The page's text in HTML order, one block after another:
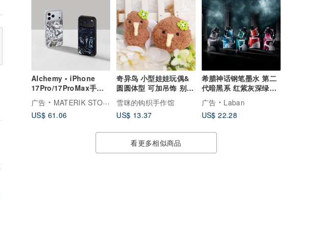
Alchemy • iPhone
17Pro/17ProMax手机
壳 MagSafe手机保护套
广告
MATERIK STORY
US$ 61.06
奇异鸟 小型娃娃玩偶&
圆圆体型 可加吊饰 别针
可定制改色 手作
雪咪的钩织手作馆
US$ 13.37
希腊神话钢笔墨水 第二
代暗黑系 红紫灰深绿天
蓝五色 24小时出货
广告
Laban
US$ 22.28
看更多相似商品